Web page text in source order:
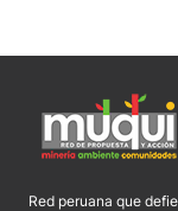
Red peruana que